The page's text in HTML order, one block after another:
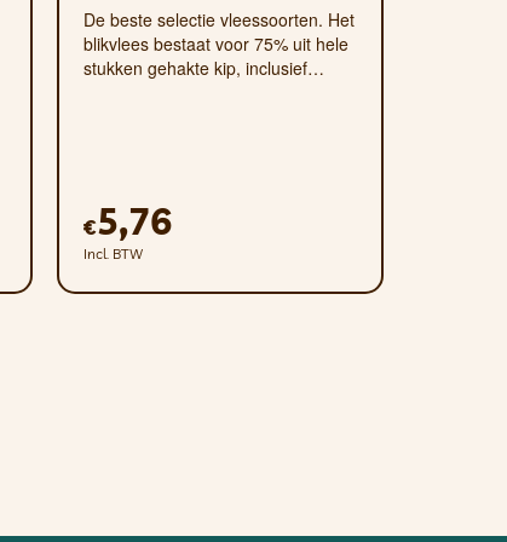
De beste selectie vleessoorten. Het
blikvlees bestaat voor 75% uit hele
stukken gehakte kip, inclusief…
€5,76
Incl. BTW